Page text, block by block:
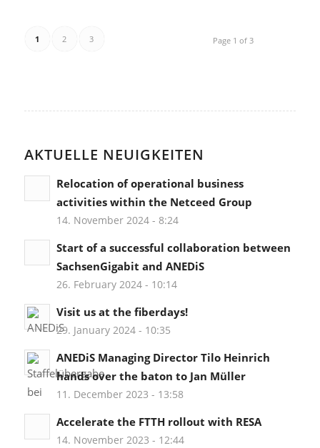
Page 1 of 3
1 2 3
AKTUELLE NEUIGKEITEN
Relocation of operational business
activities within the Netceed Group
14. November 2024 - 8:24
Start of a successful collaboration between
SachsenGigabit and ANEDiS
26. February 2024 - 10:14
Visit us at the fiberdays!
29. January 2024 - 10:35
ANEDiS Managing Director Tilo Heinrich
hands over the baton to Jan Müller
11. December 2023 - 13:58
Accelerate the FTTH rollout with RESA
14. November 2023 - 12:44